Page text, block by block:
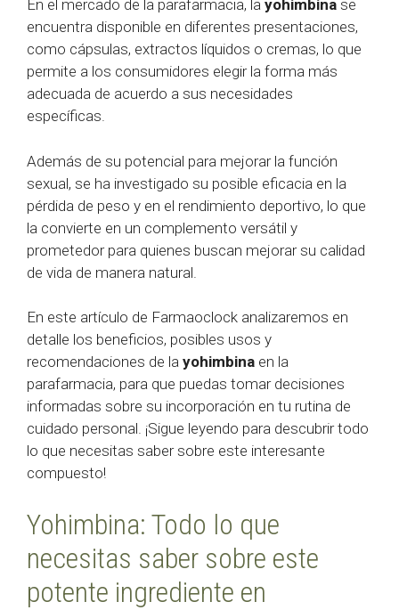
En el mercado de la parafarmacia, la yohimbina se
encuentra disponible en diferentes presentaciones,
como cápsulas, extractos líquidos o cremas, lo que
permite a los consumidores elegir la forma más
adecuada de acuerdo a sus necesidades
específicas.
Además de su potencial para mejorar la función
sexual, se ha investigado su posible eficacia en la
pérdida de peso y en el rendimiento deportivo, lo que
la convierte en un complemento versátil y
prometedor para quienes buscan mejorar su calidad
de vida de manera natural.
En este artículo de Farmaoclock analizaremos en
detalle los beneficios, posibles usos y
recomendaciones de la yohimbina en la
parafarmacia, para que puedas tomar decisiones
informadas sobre su incorporación en tu rutina de
cuidado personal. ¡Sigue leyendo para descubrir todo
lo que necesitas saber sobre este interesante
compuesto!
Yohimbina: Todo lo que
necesitas saber sobre este
potente ingrediente en